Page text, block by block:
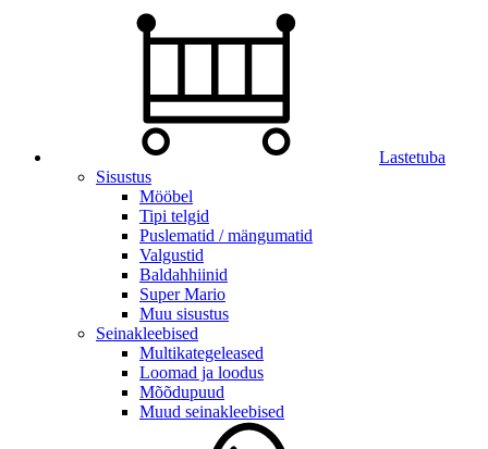
Lastetuba
Sisustus
Mööbel
Tipi telgid
Puslematid / mängumatid
Valgustid
Baldahhiinid
Super Mario
Muu sisustus
Seinakleebised
Multikategeleased
Loomad ja loodus
Mõõdupuud
Muud seinakleebised